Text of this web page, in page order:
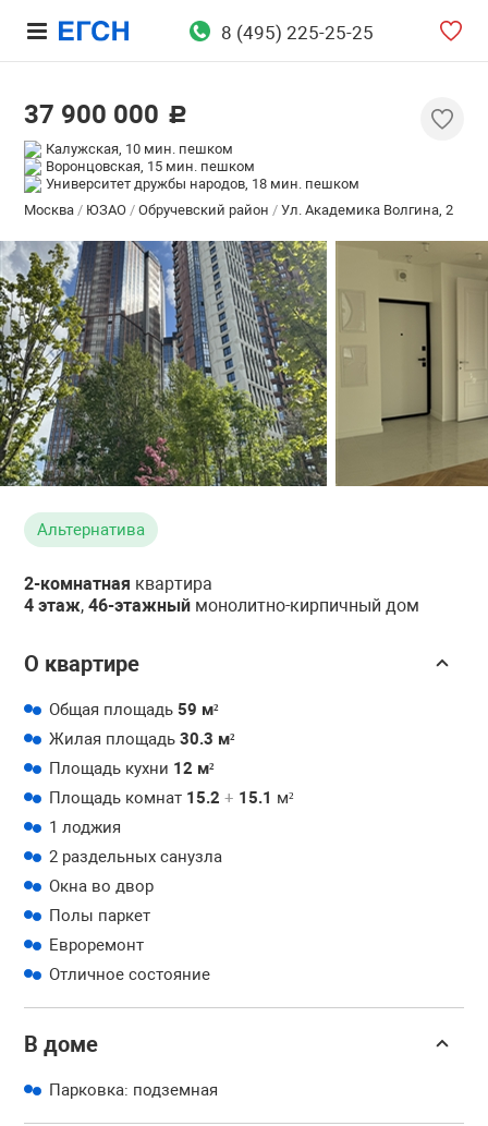
8 (495) 225-25-25
37 900 000 c
Калужская, 10 мин. пешком
Воронцовская, 15 мин. пешком
Университет дружбы народов, 18 мин. пешком
Москва/ ЮЗАО/ Обручевский район/ Ул. Академика Волгина, 2
Альтернатива
2-комнатная квартира
4 этаж,46-этажный монолитно-кирпичный дом
О квартире
Общая площадь59 м²
Жилая площадь30.3 м²
Площадь кухни 12 м²
Площадь комнат 15.2+ 15.1 м²
1 лоджия
2 раздельных санузла
Окна во двор
Полы паркет
Евроремонт
Отличное состояние
В доме
Парковка: подземная